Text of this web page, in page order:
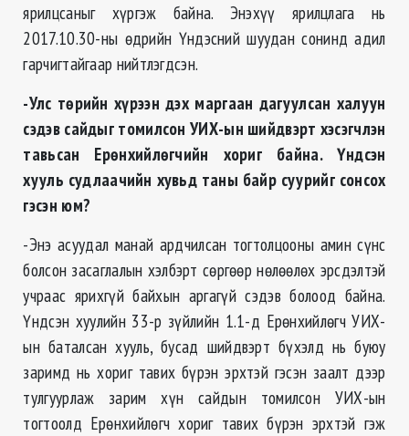
ярилцсаныг хүргэж байна. Энэхүү ярилцлага нь
2017.10.30-ны өдрийн Үндэсний шуудан сонинд адил
гарчигтайгаар нийтлэгдсэн.
-Улс төрийн хүрээн дэх маргаан дагуулсан халуун
сэдэв сайдыг томилсон УИХ-ын шийдвэрт хэсэгчлэн
тавьсан Ерөнхийлөгчийн хориг байна. Үндсэн
хууль судлаачийн хувьд таны байр суурийг сонсох
гэсэн юм?
-Энэ асуудал манай ардчилсан тогтолцооны амин сүнс
болсон засаглалын хэлбэрт сөргөөр нөлөөлөх эрсдэлтэй
учраас ярихгүй байхын аргагүй сэдэв болоод байна.
Үндсэн хуулийн 33-р зүйлийн 1.1-д Ерөнхийлөгч УИХ-
ын баталсан хууль, бусад шийдвэрт бүхэлд нь буюу
заримд нь хориг тавих бүрэн эрхтэй гэсэн заалт дээр
тулгуурлаж зарим хүн сайдын томилсон УИХ-ын
тогтоолд Ерөнхийлөгч хориг тавих бүрэн эрхтэй гэж